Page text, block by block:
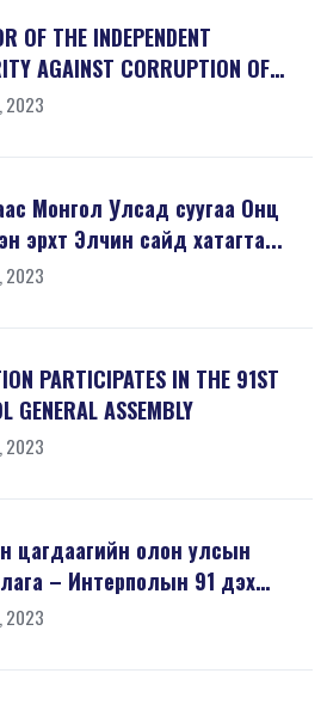
OF THE INDEPENDENT
AGAINST CORRUPTION OF
M...
2023
Монгол Улсад суугаа Онц
эрхт Элчин сайд хатагта...
2023
PARTICIPATES IN THE 91ST
GENERAL ASSEMBLY
2023
цагдаагийн олон улсын
– Интерполын 91 дэх
2023